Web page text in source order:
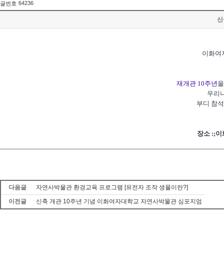
글번호 64236
이화여
재개관 10주년
우리
부디 참
장소 :;이
다음글
자연사박물관 환경교육 프로그램 [유전자 조작 생물이란?]
이전글
신축 개관 10주년 기념 이화여자대학교 자연사박물관 심포지엄